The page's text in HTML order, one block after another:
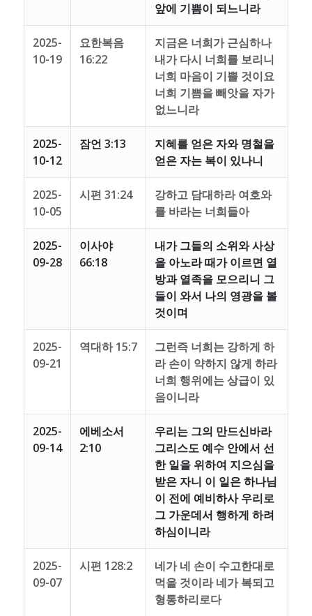
앞에 기쁨이 되느니라
2025-
10-19
요한복음
16:22
지금은 너희가 근심하나
내가 다시 너희를 보리니
너희 마음이 기쁠 것이요
너희 기쁨을 빼앗을 자가
없느니라
2025-
10-12
잠언 3:13
지혜를 얻은 자와 명철을
얻은 자는 복이 있나니
2025-
10-05
시편 31:24
강하고 담대하라 여호와
를 바라는 너희들아
2025-
09-28
이사야
66:18
내가 그들의 소위와 사상
을 아노라 때가 이르면 열
방과 열족을 모으리니 그
들이 와서 나의 영광을 볼
것이며
2025-
09-21
역대하 15:7
그런즉 너희는 강하게 하
라 손이 약하지 않게 하라
너희 행위에는 상급이 있
음이니라
2025-
09-14
에베소서
2:10
우리는 그의 만드신바라
그리스도 예수 안에서 선
한 일을 위하여 지으심을
받은 자니 이 일은 하나님
이 전에 예비하사 우리로
그 가운데서 행하게 하려
하심이니라
2025-
09-07
시편 128:2
네가 네 손이 수고한대로
먹을 것이라 네가 복되고
형통하리로다